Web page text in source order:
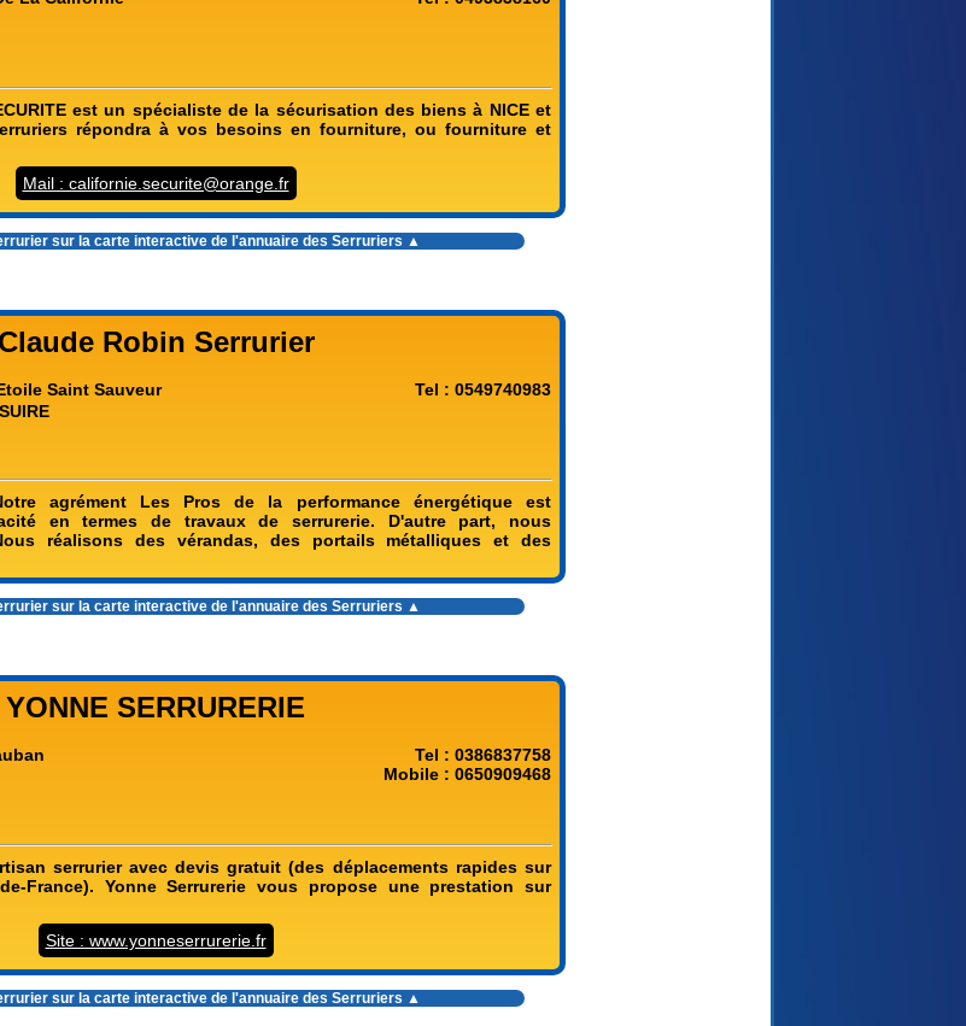
est un spécialiste de la sécurisation des biens à NICE et
répondra à vos besoins en fourniture, ou fourniture et
Mail : californie.securite@orange.fr
sur la carte interactive de l'annuaire des Serruriers ▲
Claude Robin Serrurier
Saint Sauveur
Tel : 0549740983
agrément Les Pros de la performance énergétique est
en termes de travaux de serrurerie. D'autre part, nous
réalisons des vérandas, des portails métalliques et des
sur la carte interactive de l'annuaire des Serruriers ▲
YONNE SERRURERIE
Tel : 0386837758
Mobile : 0650909468
serrurier avec devis gratuit (des déplacements rapides sur
France). Yonne Serrurerie vous propose une prestation sur
Site : www.yonneserrurerie.fr
sur la carte interactive de l'annuaire des Serruriers ▲